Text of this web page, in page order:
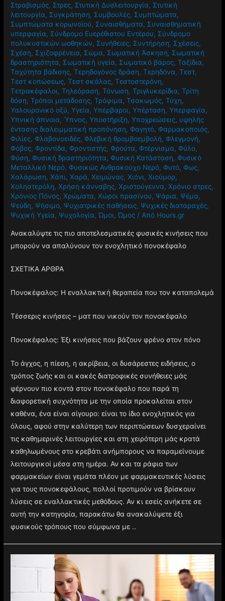
Στραβισμός, Στρες, Στυτική Δυσλειτουργία, Στυτική
λειτουργία, Συγκράτηση, Συμβουλές, Συμπτώματα,
Συμπτώματα κορωνοϊού, Συναισθήματα, Συναισθηματική
υπερφαγία, Σύνδρομο Ευερέθιστου Εντέρου, Σύνδρομο
πολυκυστικών ωοθηκών, Συνήθειες, Συντήρηση, Σχέσεις,
Σχέση, Σχιζοφρένεια, Σώμα, Σωματική Άσκηση, Σωματική
δραστηριότητα, Σωματική υγεία, Σωματικό βάρος,Ταξίδια,
Ταχύτητα βάδισης,Τερηδογόνος δράση,Τερηδόνα,Τεστ,
Τεστ κοπώσεως,Τεστ σκάλας,Τεστοστερόνη,
Τετρακέφαλοι,Τηλεόραση,Τόνωση,Τριγλυκερίδια,Τρίτη
δόση,Τρόποι μετάδοσης,Τρόφιμα,Τσακωμός,Τύχη,
Υαλουρονικό οξύ,Υγεία,Υπέρβαροι,Υπέρταση,Υπερφαγία,
Υπνική άπνοια,Ύπνος,Υποστήριξη,Υποχρεώσεις, υψηλής
έντασης διαλειμματική προπόνηση,Φαγητό,Φαρμακοποιός,
Φιλίες,Φλαβονοειδές,Φλεβική θρομβοεμβολή,Φλεγμονή,
Φόβος,Φροντίδα,Φροντιστής,Φρούτα,Φτέρνισμα,Φύλο,
Φύση,Φυσική δραστηριότητα,Φυσική Κατάσταση,Φυσικό
Μεταλλικό Νερό,Φυσικώς Ανθρακούχο Νερό,Φυτό,Φως,
Χαλάρωση,Χάπι,Χαρά,Χειμώνας,Χιόνι,Χιούμορ,
Χοληστερόλη,Χρήση κάνναβης,Χριστούγεννα,Χρόνιο στρες,
Χρόνιος Πόνος,Χρώματα,Χώροι πρασίνου, Ψάρια, Ψέμα,
Ψεύδη, Ψήσιμο, Ψυχιατρικές παθήσεις, Ψυχικές διαταραχές,
Ψυχική Υγεία, Ψυχολογία,Ώμοι,Ώμος / Από Hours.gr
Ανακαλύψτε τις πιο αποτελεσματικές φυσικές κινήσεις που
μπορούν να απαλύνουν τον ενοχλητικό πονοκέφαλο
ΣΧΕΤΙΚΑ ΑΡΘΡΑ
Πονοκέφαλος: Η εναλλακτική θεραπεία που τον καταπολεμά
Τέσσερις κινήσεις – ματ που νικούν τον πονοκέφαλο
Πονοκέφαλος: Έξι κινήσεις που βάζουν φρένο στον πόνο
Το άγχος, η πίεση, η ακρίβεια, οι δυσάρεστες ειδήσεις, ο
τρόπος ζωής και οι κακές διατροφικές συνήθειες μάς
φέρνουν πιο κοντά στον πονοκέφαλο που παρά τη
διαφορετική συχνότητα με την οποία προκαλείται στον
καθένα, ένα είναι σίγουρο: είναι το ίδιο ενοχλητικός για
όλους, αφού στην καλύτερη των περιπτώσεων δυσχεραίνει
τις καθημερινές λειτουργίες και στη χειρότερη μάς κρατά
καθηλωμένους στο κρεβάτι ανήμπορους να παραμείνουμε
λειτουργικοί μέσα στη ημέρα. Αν και τα ράφια των
φαρμακείων είναι γεμάτα πλέον με φαρμακευτικές λύσεις
για τους πονοκεφάλους, πολλοί προτιμούν να βρίσκουν
λύσεις σε εναλλακτικές μεθόδους. Αν κι εσείς ανήκετε σε
αυτή την κατηγορία, παρακάτω θα ανακαλύψετε έξι
φυσικούς τρόπους που σύμφωνα με ..